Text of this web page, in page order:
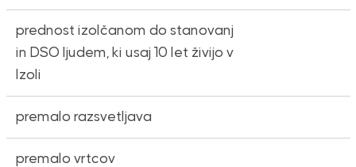
prednost izolčanom do stanovanj
in DSO ljudem, ki usaj 10 let živijo v
Izoli
premalo razsvetljava
premalo vrtcov